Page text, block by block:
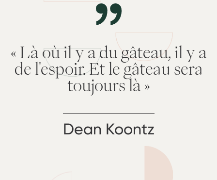
« Là où il y a du gâteau, il y a
de l'espoir. Et le gâteau sera
toujours là »
Dean Koontz